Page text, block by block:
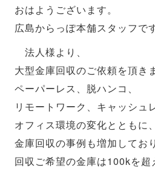
おはようございます。
広島からっぽ本舗スタッフです
法人様より、
大型金庫回収のご依頼を頂き
ペーパーレス、脱ハンコ、
リモートワーク、キャッシュ
オフィス環境の変化とともに、
金庫回収の事例も増加してお
回収ご希望の金庫は100kを超